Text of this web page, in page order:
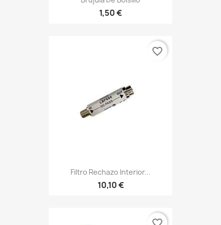
1,50 €
Filtro Rechazo Interior...
10,10 €
favorite_border